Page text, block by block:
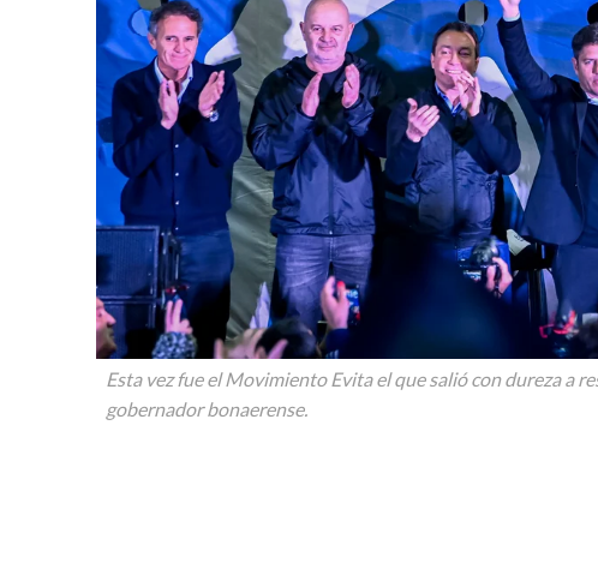
Esta vez fue el Movimiento Evita el que salió con dureza a
gobernador bonaerense.